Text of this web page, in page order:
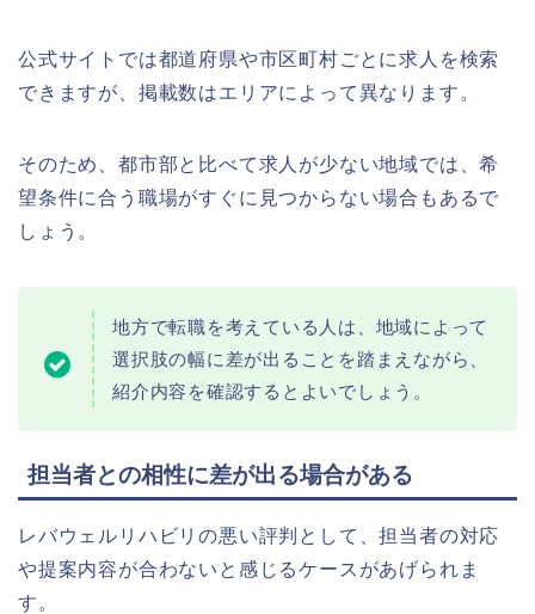
公式サイトでは都道府県や市区町村ごとに求人を検索
できますが、掲載数はエリアによって異なります。
そのため、都市部と比べて求人が少ない地域では、希
望条件に合う職場がすぐに見つからない場合もあるで
しょう。
地方で転職を考えている人は、地域によって
選択肢の幅に差が出ることを踏まえながら、
紹介内容を確認するとよいでしょう。
担当者との相性に差が出る場合がある
レバウェルリハビリの悪い評判として、担当者の対応
や提案内容が合わないと感じるケースがあげられま
す。